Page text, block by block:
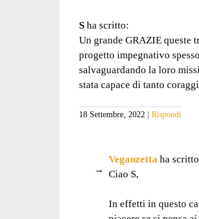
S ha scritto:
Un grande GRAZIE queste
progetto impegnativo
salvaguardando la loro
stata capace di tanto
18 Settembre, 2022 Rispondi
Veganzetta ha
Ciao S,
In effetti in questo